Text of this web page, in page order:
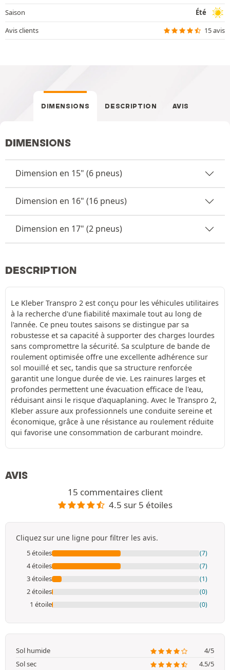
Saison
Été
Avis clients
15 avis
DIMENSIONS DESCRIPTION AVIS
DIMENSIONS
Dimension en 15" (6 pneus)
Dimension en 16" (16 pneus)
Dimension en 17" (2 pneus)
DESCRIPTION
Le Kleber Transpro 2 est conçu pour les véhicules utilitaires
à la recherche d'une fiabilité maximale tout au long de
l'année. Ce pneu toutes saisons se distingue par sa
robustesse et sa capacité à supporter des charges lourdes
sans compromettre la sécurité. Sa sculpture de bande de
roulement optimisée offre une excellente adhérence sur
sol mouillé et sec, tandis que sa structure renforcée
garantit une longue durée de vie. Les rainures larges et
profondes permettent une évacuation efficace de l'eau,
réduisant ainsi le risque d'aquaplaning. Avec le Transpro 2,
Kleber assure aux professionnels une conduite sereine et
économique, grâce à une résistance au roulement réduite
qui favorise une consommation de carburant moindre.
AVIS
15 commentaires client
4.5 sur 5 étoiles
Cliquez sur une ligne pour filtrer les avis.
5 étoiles (7)
4 étoiles (7)
3 étoiles (1)
2 étoiles (0)
1 étoile (0)
Sol humide
4/5
Sol sec
4.5/5